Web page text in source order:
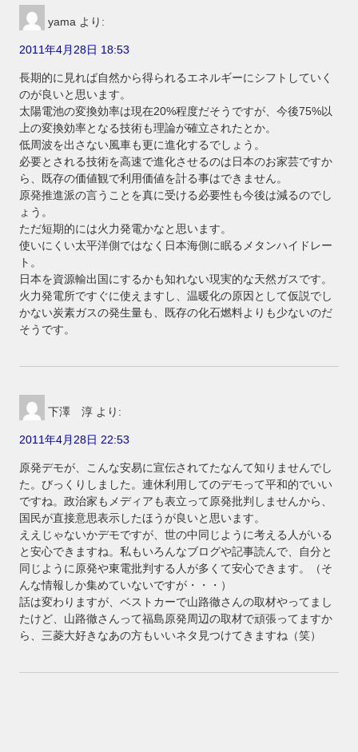
yama より:
2011年4月28日 18:53
長期的に見れば自然から得られるエネルギーにシフトしていく
のが良いと思います。
太陽電池の変換効率は現在20%程度だそうですが、今後75%以
上の変換効率となる技術も理論が確立されたとか。
低周波を出さない風車も更に進化するでしょう。
必要とされる技術を高速で進化させるのは日本のお家芸ですか
ら、既存の価値観で利用価値を計る事はできません。
原発推進派の言うことを真に受ける必要性も今後は減るのでし
ょう。
ただ短期的には火力発電かなと思います。
使いにくい太平洋側ではなく日本海側に眠るメタンハイドレー
ト。
日本を資源輸出国にするかも知れない現実的な天然ガスです。
火力発電所ですぐに使えますし、温暖化の原因として仮説でし
かない炭素ガスの発生量も、既存の化石燃料よりも少ないのだ
そうです。
下澤 淳 より:
2011年4月28日 22:53
原発デモが、こんな安易に宣伝されてたなんて知りませんでし
た。びっくりしました。連休利用してのデモって平和的でいい
ですね。政治家もメディアも表立って原発批判しませんから、
国民が直接意思表示したほうが良いと思います。
ええじゃないかデモですが、世の中同じように考える人がいる
と安心できますね。私もいろんなブログや記事読んで、自分と
同じように原発や東電批判する人が多くて安心できます。（そ
んな情報しか集めていないですが・・・）
話は変わりますが、ベストカーで山路徹さんの取材やってまし
たけど、山路徹さんって福島原発周辺の取材で頑張ってますか
ら、三菱大好きなあの方もいいネタ見つけてきますね（笑）